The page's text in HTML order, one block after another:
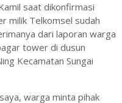
saat dikonfirmasi
milik Telkomsel sudah
dari laporan warga
tower di dusun
Kecamatan Sungai
warga minta pihak